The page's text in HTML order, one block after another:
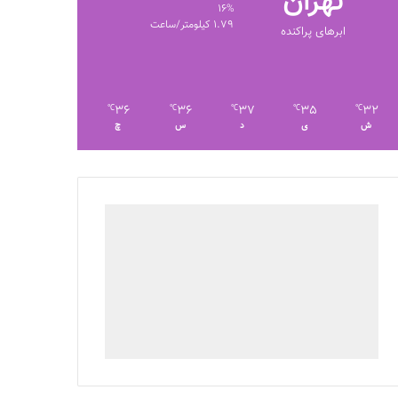
ابرهای پراکنده
16%
1.79 کیلومتر/ساعت
32
℃
ش
35
℃
ی
37
℃
د
36
℃
س
36
℃
چ